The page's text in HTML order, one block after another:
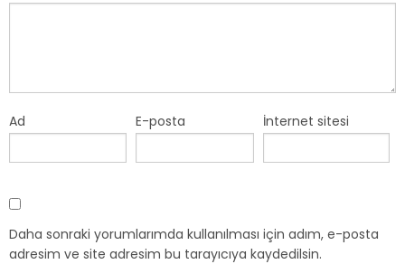
Ad E-posta İnternet sitesi
Daha sonraki yorumlarımda kullanılması için adım, e-posta
adresim ve site adresim bu tarayıcıya kaydedilsin.